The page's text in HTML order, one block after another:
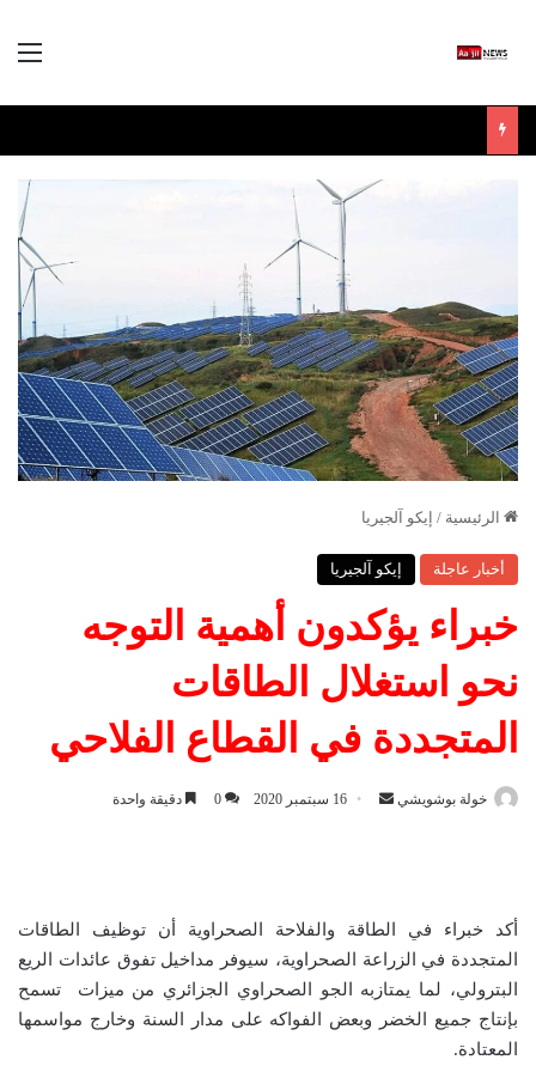
الرئيسية / إيكو آلجيريا
أخبار عاجلة إيكو آلجيريا
خبراء يؤكدون أهمية التوجه
نحو استغلال الطاقات
المتجددة في القطاع الفلاحي
خولة بوشويشي
ي
د
ا
16 سبتمبر 2020 0 دقيقة واحدة
أكد خبراء في الطاقة والفلاحة الصحراوية أن توظيف الطاقات
المتجددة في الزراعة الصحراوية، سيوفر مداخيل تفوق عائدات الريع
البترولي، لما يمتازبه الجو الصحراوي الجزائري من ميزات تسمح
بإنتاج جميع الخضر وبعض الفواكه على مدار السنة وخارج مواسمها
المعتادة.